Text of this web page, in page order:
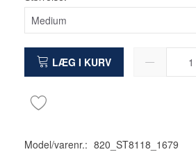
LÆG I KURV
Model/varenr.: 820_ST8118_1679